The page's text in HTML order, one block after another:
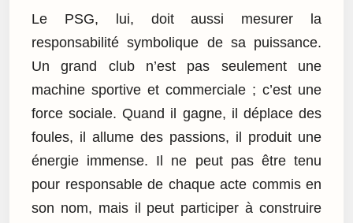
Le PSG, lui, doit aussi mesurer la
responsabilité symbolique de sa puissance.
Un grand club n’est pas seulement une
machine sportive et commerciale ; c’est une
force sociale. Quand il gagne, il déplace des
foules, il allume des passions, il produit une
énergie immense. Il ne peut pas être tenu
pour responsable de chaque acte commis en
son nom, mais il peut participer à construire